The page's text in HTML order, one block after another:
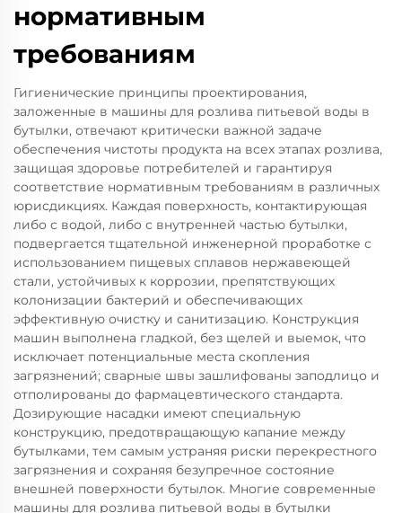
нормативным
требованиям
Гигиенические принципы проектирования,
заложенные в машины для розлива питьевой воды в
бутылки, отвечают критически важной задаче
обеспечения чистоты продукта на всех этапах розлива,
защищая здоровье потребителей и гарантируя
соответствие нормативным требованиям в различных
юрисдикциях. Каждая поверхность, контактирующая
либо с водой, либо с внутренней частью бутылки,
подвергается тщательной инженерной проработке с
использованием пищевых сплавов нержавеющей
стали, устойчивых к коррозии, препятствующих
колонизации бактерий и обеспечивающих
эффективную очистку и санитизацию. Конструкция
машин выполнена гладкой, без щелей и выемок, что
исключает потенциальные места скопления
загрязнений; сварные швы зашлифованы заподлицо и
отполированы до фармацевтического стандарта.
Дозирующие насадки имеют специальную
конструкцию, предотвращающую капание между
бутылками, тем самым устраняя риски перекрестного
загрязнения и сохраняя безупречное состояние
внешней поверхности бутылок. Многие современные
машины для розлива питьевой воды в бутылки